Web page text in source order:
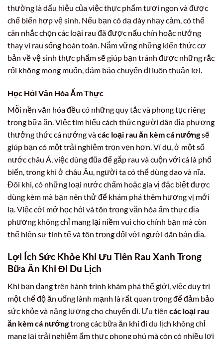
thường là dấu hiệu của việc thực phẩm tươi ngon và được
chế biến hợp vệ sinh. Nếu bạn có dạ dày nhạy cảm, có thể
cân nhắc chọn các loại rau đã được nấu chín hoặc nướng
thay vì rau sống hoàn toàn. Nắm vững những kiến thức cơ
bản về vệ sinh thực phẩm sẽ giúp bạn tránh được những rắc
rối không mong muốn, đảm bảo chuyến đi luôn thuận lợi.
Học Hỏi Văn Hóa Ẩm Thực
Mỗi nền văn hóa đều có những quy tắc và phong tục riêng
trong bữa ăn. Việc tìm hiểu cách thức người dân địa phương
thưởng thức cá nướng vàcác loại rau ăn kèm cá nướngsẽ
giúp bạn có một trải nghiệm trọn vẹn hơn. Ví dụ, ở một số
nước châu Á, việc dùng đũa để gắp rau và cuộn với cá là phổ
biến, trong khi ở châu Âu, người ta có thể dùng dao và nĩa.
Đôi khi, có những loại nước chấm hoặc gia vị đặc biệt được
dùng kèm mà bạn nên thử để khám phá thêm hương vị mới
lạ. Việc cởi mở học hỏi và tôn trọng văn hóa ẩm thực địa
phương không chỉ mang lại niềm vui cho chính bạn mà còn
thể hiện sự tinh tế và tôn trọng đối với người dân bản địa.
Lợi Ích Sức Khỏe Khi Ưu Tiên Rau Xanh Trong
Bữa Ăn Khi Đi Du Lịch
Khi bạn đang trên hành trình khám phá thế giới, việc duy trì
một chế độ ăn uống lành mạnh là rất quan trọng để đảm bảo
sức khỏe và năng lượng cho chuyến đi. Ưu tiên các loại rau
ăn kèm cá nướngtrong các bữa ăn khi đi du lịch không chỉ
mang lại trải nghiệm ẩm thực phong phú mà còn có nhiều lợi